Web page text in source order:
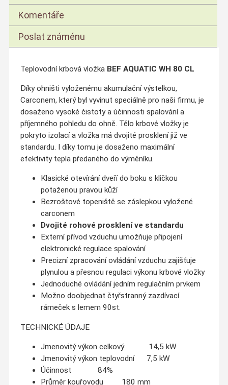
Komentáře
Poslat známénu
Teplovodní krbová vložka BEF AQUATIC WH 80 CL
Díky ohništi vyloženému akumulační výstelkou,
Carconem, který byl vyvinut speciálně pro naši firmu, je
dosaženo vysoké čistoty a účinnosti spalování a
příjemného pohledu do ohně. Tělo krbové vložky je
pokryto izolací a vložka má dvojité prosklení již ve
standardu. I díky tomu je dosaženo maximální
efektivity tepla předaného do výměníku.
Klasické otevírání dveří do boku s kličkou
potaženou pravou kůží
Bezroštové topeniště se záslepkou vyložené
carconem
Dvojité rohové prosklení ve standardu
Externí přívod vzduchu umožňuje připojení
elektronické regulace spalování
Precizní zpracování ovládání vzduchu zajišťuje
plynulou a přesnou regulaci výkonu krbové vložky
Jednoduché ovládání jedním regulačním prvkem
Možno doobjednat čtyřstranný zazdívací
rámeček s lemem 90st.
TECHNICKÉ ÚDAJE
Jmenovitý výkon celkový 14,5 kW
Jmenovitý výkon teplovodní 7,5 kW
Účinnost 84%
Průměr kouřovodu 180 mm